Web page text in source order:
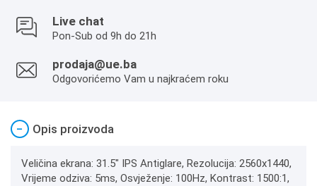
Live chat
Pon-Sub od 9h do 21h
prodaja@ue.ba
Odgovorićemo Vam u najkraćem roku
− Opis proizvoda
Veličina ekrana: 31.5" IPS Antiglare, Rezolucija: 2560x1440,
Vrijeme odziva: 5ms, Osvježenje: 100Hz, Kontrast: 1500:1,